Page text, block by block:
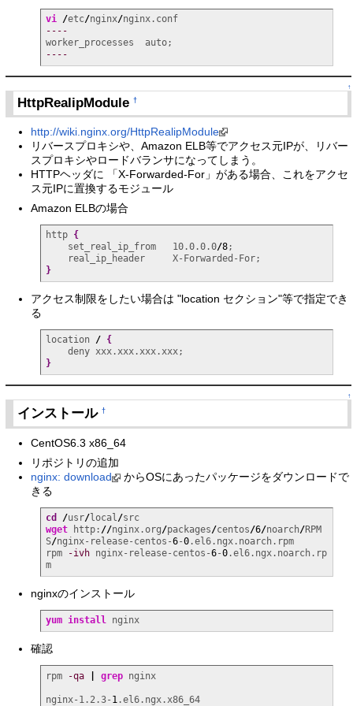
vi /etc/nginx/
nginx.conf
----
----
↑
HttpRealipModule†
http://wiki.nginx.org/HttpRealipModule
リバースプロキシや、Amazon ELB等でアクセス元IPが、リバー
スプロキシやロードバランサになってしまう。
HTTPヘッダに 「X-Forwarded-For」がある場合、これをアクセ
ス元IPに置換するモジュール
Amazon ELBの場合
http {
    set_real_ip_from   10.0.0.0
/8;
}
アクセス制限をしたい場合は "location セクション"等で指定でき
る
location / {
}
↑
インストール†
CentOS6.3 x86_64
リポジトリの追加
nginx: download
からOSにあったパッケージをダウンロードで
きる
cd /usr/local/
src
wget http: //nginx.org/packages/centos/6/noarch/RPM
S/nginx-release-centos-6-0.el6.ngx.noarch.rpm
rpm
-ivh nginx-release-centos-6-0.el6.ngx.noarch.rp
m
nginxのインストール
yum install nginx
確認
rpm -qa grep nginx
nginx-1.2.3- 1 .el6.ngx.x86_64